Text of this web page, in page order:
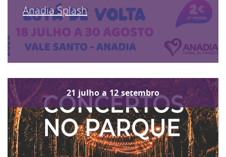
Anadia Splash
21 julho a 12 setembro